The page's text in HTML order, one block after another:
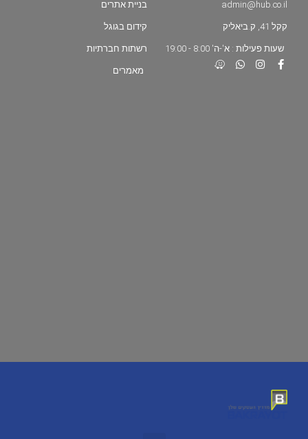
admin@hub.co.il
קקל 41, ק.ביאליק
שעות פעילות : א'-ה' 8:00 - 19:00
בניית אתרים
קידום בגוגל
רשתות חברתיות
מאמרים